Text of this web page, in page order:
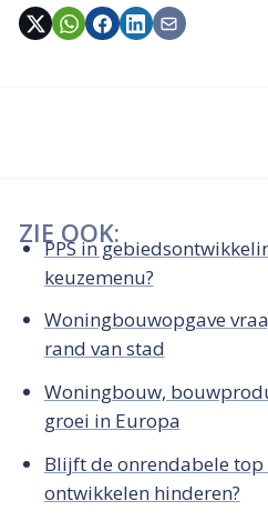
ZIE OOK:
PPS in
keuzemenu?
Woningbouwopgave
rand van stad
Woningbouw,
groei in Europa
Blijft de onrendabele
ontwikkelen hinderen?